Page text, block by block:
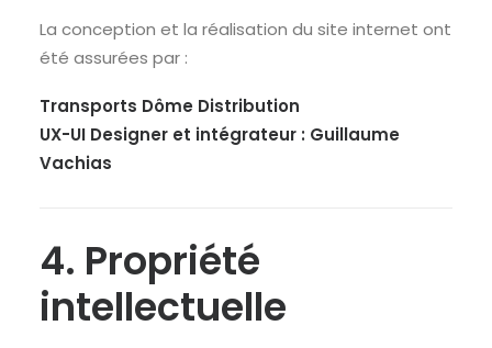
La conception et la réalisation du site internet ont
été assurées par :
Transports Dôme Distribution
UX-UI Designer et intégrateur : Guillaume
Vachias
4. Propriété
intellectuelle